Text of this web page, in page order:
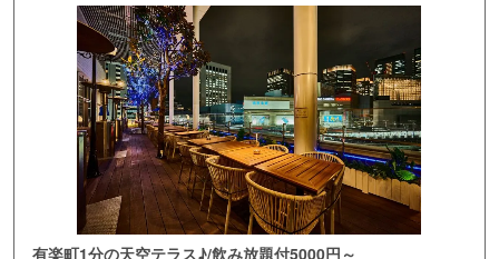
有楽町1分の天空テラス♪/飲み放題付5000円～